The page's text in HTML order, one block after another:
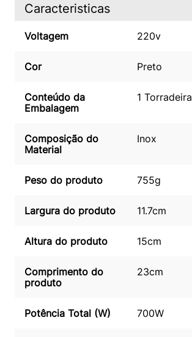
Caracteristicas
Voltagem 220v
Cor Preto
Conteúdo da
Embalagem
1 Torradeira
Composição do
Material
Inox
Peso do produto 755g
Largura do produto 11.7cm
Altura do produto 15cm
Comprimento do
produto
23cm
Potência Total (W) 700W